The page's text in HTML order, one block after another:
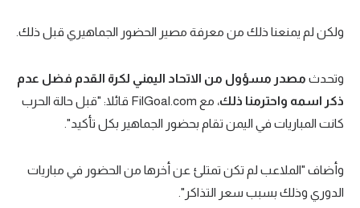
ولكن لم يمنعنا ذلك من معرفة مصير الحضور الجماهيري قبل ذلك.
وتحدث مصدر مسؤول من الاتحاد اليمني لكرة القدم فضل عدم
ذكر اسمه واحترمنا ذلك
، مع FilGoal.com قائلا: "قبل حالة الحرب
كانت المباريات في اليمن تقام بحضور الجماهير بكل تأكيد".
وأضاف "الملاعب لم تكن تمتلئ عن أخرها من الحضور في مباريات
الدوري وذلك بسبب سعر التذاكر".